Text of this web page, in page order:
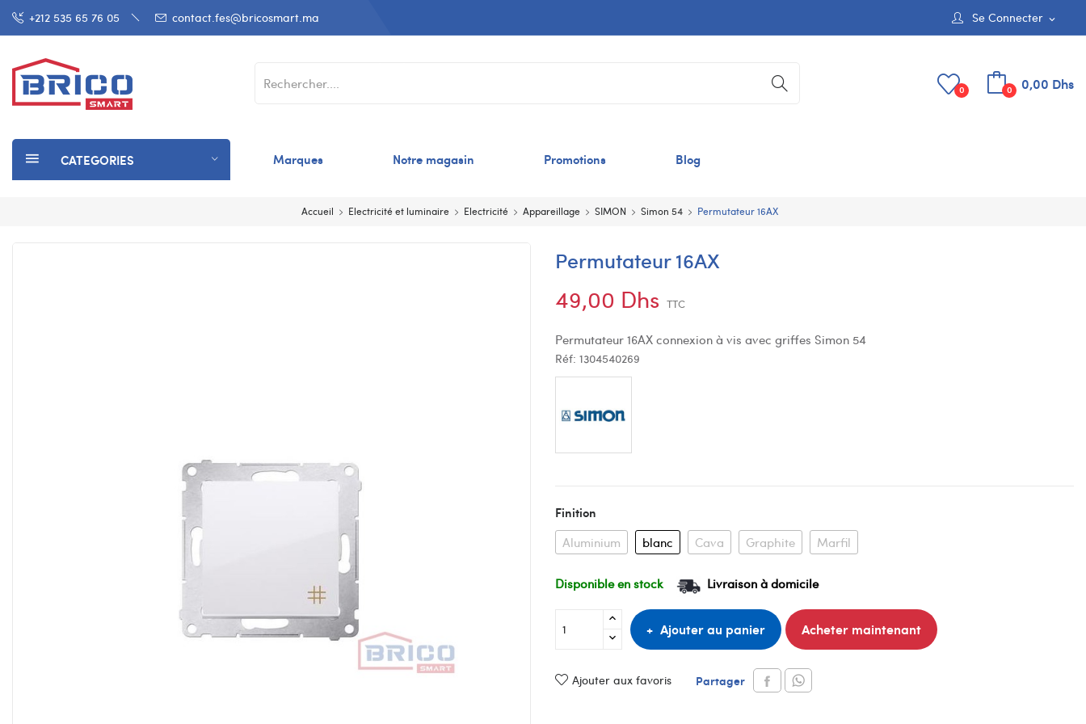
Se Connecter expand_more
+212 535 65 76 05 contact.fes@bricosmart.ma
0,00 Dhs
0
0
CATEGORIES Marques Notre magasin Promotions Blog
Accueil Electricité et luminaire Electricité Appareillage SIMON Simon 54 Permutateur 16AX
Permutateur 16AX
49,00 Dhs TTC
Permutateur 16AX connexion à vis avec griffes Simon 54
Réf: 1304540269
Finition
Aluminium blanc Cava Graphite Marfil
Disponible en stock Livraison à domicile
Ajouter au panier Acheter maintenant
Ajouter aux favoris Partager